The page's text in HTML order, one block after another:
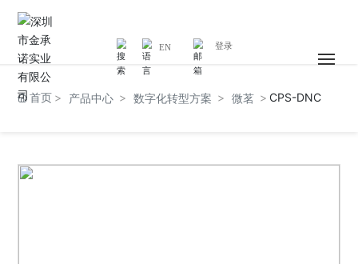
EN
首页 产品中心 数字化转型方案 微茗 CPS-DNC